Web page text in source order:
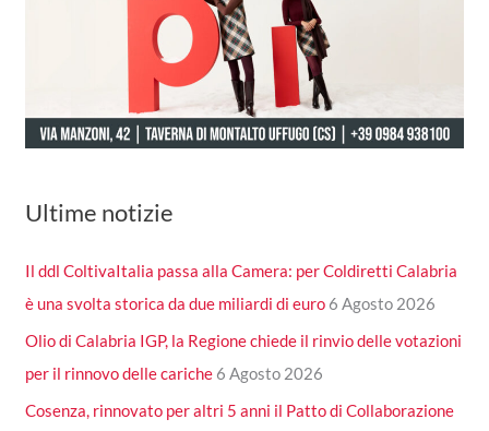
Ultime notizie
Il ddl ColtivaItalia passa alla Camera: per Coldiretti Calabria
è una svolta storica da due miliardi di euro 6 Agosto 2026
Olio di Calabria IGP, la Regione chiede il rinvio delle votazioni
per il rinnovo delle cariche 6 Agosto 2026
Cosenza, rinnovato per altri 5 anni il Patto di Collaborazione